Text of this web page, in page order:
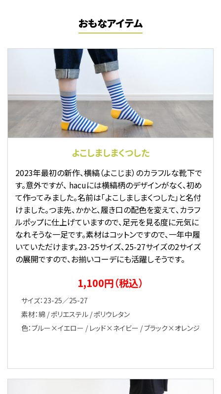
おもなアイテム
よこしましまくつした
2023年最初の新作、横縞（よこじま）のカラフルな靴下で
す。意外ですが、 hacuには横縞柄のデザインがなく、初め
て作ってみました。名前は「よこしましまくつした」と名付
けました。つま先、かかと、履き口の配色を変えて、カラフ
ルポップに仕上げていますので、足元を見る度に元気に
なれそうな一足です。素材はコットンですので、一年中履
いていただけます。23-25サイズ、25-27サイズの2サイズ
の展開ですので、お揃いコーデにも活躍しそうです。
1,100円（税込）
サイズ：23-25／25-27
素材：綿 / ポリエステル / ポリウレタン
色：ブルー×イエロー / レッド×ネイビー / ブラック×オレンジ